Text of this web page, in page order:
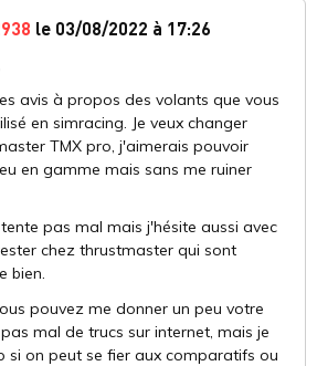
le 03/08/2022 à 17:26
avis à propos des volants que vous
en simracing. Je veux changer
TMX pro, j'aimerais pouvoir
en gamme mais sans me ruiner
pas mal mais j'hésite aussi avec
chez thrustmaster qui sont
bien.
pouvez me donner un peu votre
pas mal de trucs sur internet, mais je
si on peut se fier aux comparatifs ou